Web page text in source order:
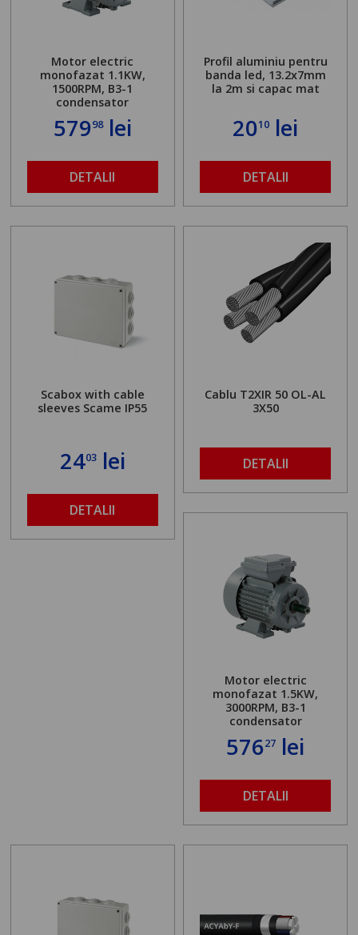
Motor electric
monofazat 1.1KW,
1500RPM, B3-1
condensator
57998lei
DETALII
Profil aluminiu pentru
banda led, 13.2x7mm
la 2m si capac mat
2010 lei
DETALII
Scabox with cable
sleeves Scame IP55
2403lei
DETALII
Cablu T2XIR 50 OL-AL
3X50
DETALII
Motor electric
monofazat 1.5KW,
3000RPM, B3-1
condensator
57627 lei
DETALII